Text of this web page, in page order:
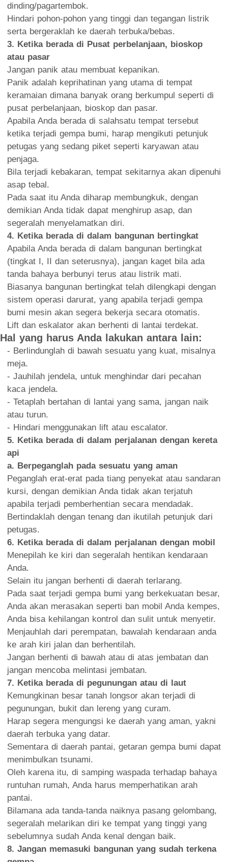
dinding/pagartembok.
Hindari pohon-pohon yang tinggi dan tegangan listrik
serta bergeraklah ke daerah terbuka/bebas.
3. Ketika berada di Pusat perbelanjaan, bioskop
atau pasar
Jangan panik atau membuat kepanikan.
Panik adalah keprihatinan yang utama di tempat
keramaian dimana banyak orang berkumpul seperti di
pusat perbelanjaan, bioskop dan pasar.
Apabila Anda berada di salahsatu tempat tersebut
ketika terjadi gempa bumi, harap mengikuti petunjuk
petugas yang sedang piket seperti karyawan atau
penjaga.
Bila terjadi kebakaran, tempat sekitarnya akan dipenuhi
asap tebal.
Pada saat itu Anda diharap membungkuk, dengan
demikian Anda tidak dapat menghirup asap, dan
segeralah menyelamatkan diri.
4. Ketika berada di dalam bangunan bertingkat
Apabila Anda berada di dalam bangunan bertingkat
(tingkat I, II dan seterusnya), jangan kaget bila ada
tanda bahaya berbunyi terus atau listrik mati.
Biasanya bangunan bertingkat telah dilengkapi dengan
sistem operasi darurat, yang apabila terjadi gempa
bumi mesin akan segera bekerja secara otomatis.
Lift dan eskalator akan berhenti di lantai terdekat.
Hal yang harus Anda lakukan antara lain:
- Berlindunglah di bawah sesuatu yang kuat, misalnya
meja.
- Jauhilah jendela, untuk menghindar dari pecahan
kaca jendela.
- Tetaplah bertahan di lantai yang sama, jangan naik
atau turun.
- Hindari menggunakan lift atau escalator.
5. Ketika berada di dalam perjalanan dengan kereta
api
a. Berpeganglah pada sesuatu yang aman
Peganglah erat-erat pada tiang penyekat atau sandaran
kursi, dengan demikian Anda tidak akan terjatuh
apabila terjadi pemberhentian secara mendadak.
Bertindaklah dengan tenang dan ikutilah petunjuk dari
petugas.
6. Ketika berada di dalam perjalanan dengan mobil
Menepilah ke kiri dan segeralah hentikan kendaraan
Anda.
Selain itu jangan berhenti di daerah terlarang.
Pada saat terjadi gempa bumi yang berkekuatan besar,
Anda akan merasakan seperti ban mobil Anda kempes,
Anda bisa kehilangan kontrol dan sulit untuk menyetir.
Menjauhlah dari perempatan, bawalah kendaraan anda
ke arah kiri jalan dan berhentilah.
Jangan berhenti di bawah atau di atas jembatan dan
jangan mencoba melintasi jembatan.
7. Ketika berada di pegunungan atau di laut
Kemungkinan besar tanah longsor akan terjadi di
pegunungan, bukit dan lereng yang curam.
Harap segera mengungsi ke daerah yang aman, yakni
daerah terbuka yang datar.
Sementara di daerah pantai, getaran gempa bumi dapat
menimbulkan tsunami.
Oleh karena itu, di samping waspada terhadap bahaya
runtuhan rumah, Anda harus memperhatikan arah
pantai.
Bilamana ada tanda-tanda naiknya pasang gelombang,
segeralah melarikan diri ke tempat yang tinggi yang
sebelumnya sudah Anda kenal dengan baik.
8. Jangan memasuki bangunan yang sudah terkena